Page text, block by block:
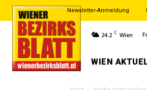
Newsletter-Anmeldung
24.2 C Wien
WIEN